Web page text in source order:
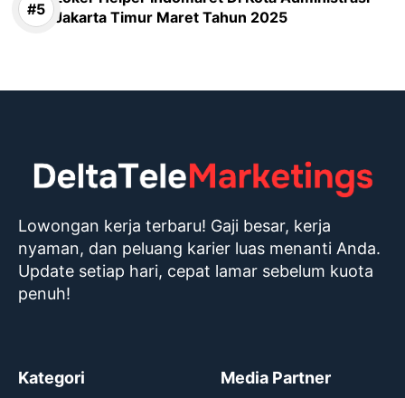
Jakarta Timur Maret Tahun 2025
Lowongan kerja terbaru! Gaji besar, kerja
nyaman, dan peluang karier luas menanti Anda.
Update setiap hari, cepat lamar sebelum kuota
penuh!
Kategori Media Partner